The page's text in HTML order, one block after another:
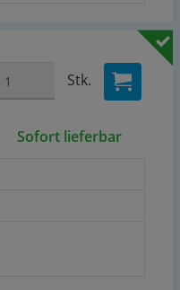
Stk.
Sofort lieferbar